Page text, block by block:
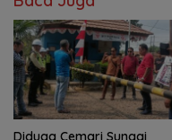
Diduga Cemari Sungai